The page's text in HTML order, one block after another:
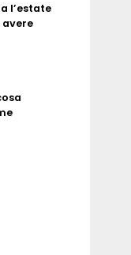
l’estate
avere